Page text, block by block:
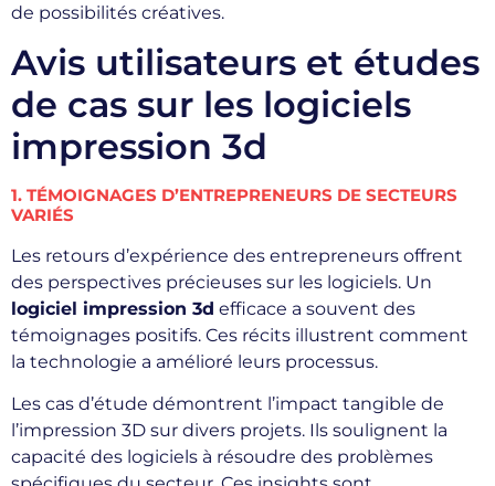
de possibilités créatives.
Avis utilisateurs et études
de cas sur les logiciels
impression 3d
1. TÉMOIGNAGES D’ENTREPRENEURS DE SECTEURS
VARIÉS
Les retours d’expérience des entrepreneurs offrent
des perspectives précieuses sur les logiciels. Un
logiciel impression 3d efficace a souvent des
témoignages positifs. Ces récits illustrent comment
la technologie a amélioré leurs processus.
Les cas d’étude démontrent l’impact tangible de
l’impression 3D sur divers projets. Ils soulignent la
capacité des logiciels à résoudre des problèmes